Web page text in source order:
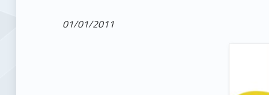
01/01/2011